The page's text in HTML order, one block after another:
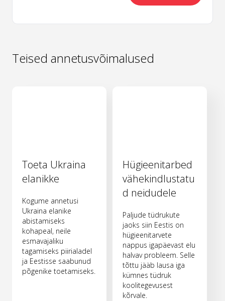
Teised annetusvõimalused
Toeta Ukraina
elanikke
Kogume annetusi
Ukraina elanike
abistamiseks
kohapeal, neile
esmavajaliku
tagamiseks piirialadel
ja Eestisse saabunud
põgenike toetamiseks.
Hügieenitarbed
vähekindlustatu
d neidudele
Paljude tüdrukute
jaoks siin Eestis on
hügieenitarvete
nappus igapäevast elu
halvav probleem. Selle
tõttu jääb lausa iga
kümnes tüdruk
koolitegevusest
kõrvale.